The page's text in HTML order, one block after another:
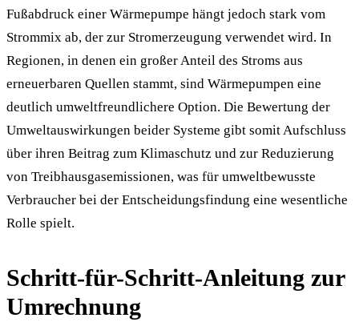
Fußabdruck einer Wärmepumpe hängt jedoch stark vom
Strommix ab, der zur Stromerzeugung verwendet wird. In
Regionen, in denen ein großer Anteil des Stroms aus
erneuerbaren Quellen stammt, sind Wärmepumpen eine
deutlich umweltfreundlichere Option. Die Bewertung der
Umweltauswirkungen beider Systeme gibt somit Aufschluss
über ihren Beitrag zum Klimaschutz und zur Reduzierung
von Treibhausgasemissionen, was für umweltbewusste
Verbraucher bei der Entscheidungsfindung eine wesentliche
Rolle spielt.
Schritt-für-Schritt-Anleitung zur
Umrechnung